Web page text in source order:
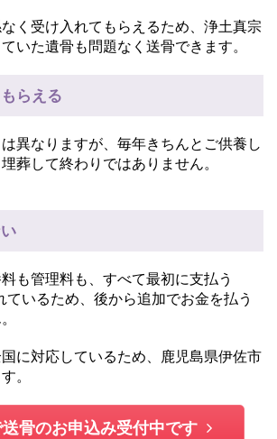
く受け入れてもらえるため、浄土真宗
いた遺骨も問題なく送骨できます。
らえる
異なりますが、毎年きちんとご供養し
葬して終わりではありません。
も管理料も、すべて最初に支払う
いるため、後から追加でお金を払う
に対応しているため、鹿児島県伊佐市
。
骨のお申込み受付中です